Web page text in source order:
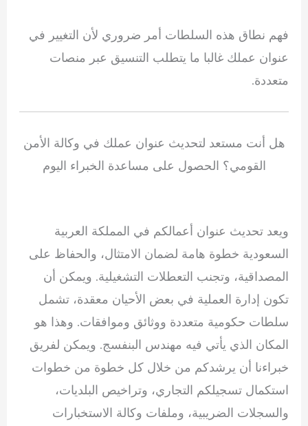
فهم نطاق هذه السلطات أمر ضروري لأن التغيير في
عنوان عملك غالبا ما يتطلب التنسيق عبر منصات
متعددة.
هل أنت مستعد لتحديث عنوان عملك في وكالة الأمن
القومي؟ الحصول على مساعدة الخبراء اليوم
ويعد تحديث عنوان أعمالكم في المملكة العربية
السعودية خطوة هامة لضمان الامتثال، والحفاظ على
المصداقية، وتجنب التعطلات التشغيلية. ويمكن أن
تكون إدارة العملية في بعض الأحيان معقدة، تشمل
سلطات حكومية متعددة ووثائق وموافقات. وهذا هو
المكان الذي يأتي فيه مهندس البنفسج. ويمكن لفريق
خبراءنا أن يرشدكم من خلال كل خطوة من خطوات
استكمال تسجيلكم التجاري، وتراخيص البلديات،
والسجلات الضريبية، وملفات وكالة الاستخبارات